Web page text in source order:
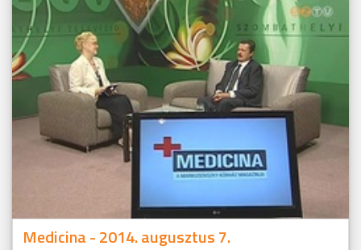
Medicina - 2014. augusztus 7.